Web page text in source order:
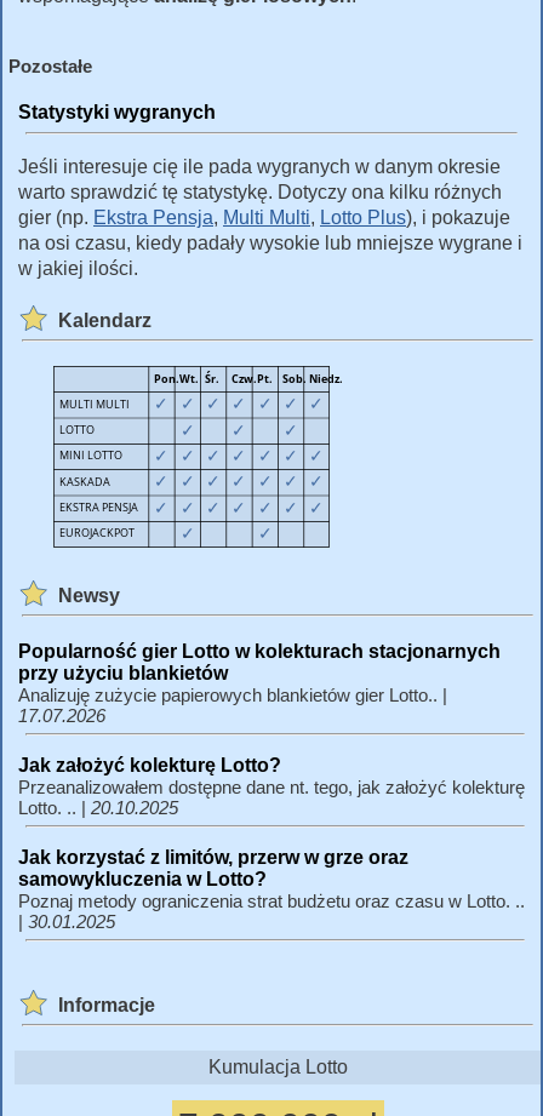
Pozostałe
Statystyki wygranych
Jeśli interesuje cię ile pada wygranych w danym okresie
warto sprawdzić tę statystykę. Dotyczy ona kilku różnych
gier (np. Ekstra Pensja, Multi Multi, Lotto Plus), i pokazuje
na osi czasu, kiedy padały wysokie lub mniejsze wygrane i
w jakiej ilości.
Kalendarz
Newsy
Popularność gier Lotto w kolekturach stacjonarnych
przy użyciu blankietów
Analizuję zużycie papierowych blankietów gier Lotto.. |
17.07.2026
Jak założyć kolekturę Lotto?
Przeanalizowałem dostępne dane nt. tego, jak założyć kolekturę
Lotto. .. | 20.10.2025
Jak korzystać z limitów, przerw w grze oraz
samowykluczenia w Lotto?
Poznaj metody ograniczenia strat budżetu oraz czasu w Lotto. ..
| 30.01.2025
Informacje
Kumulacja Lotto